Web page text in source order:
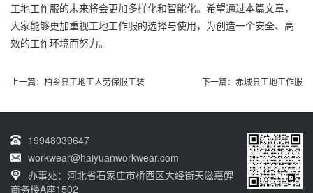
工地工作服的未来将会更加多样化和智能化。希望通过本篇文章，
大家能够更加重视工地工作服的选择与使用，为创造一个安全、高
效的工作环境而努力。
上一篇： 柏乡县工地工人劳保服工装 下一篇： 赤城县工地工作服
19948039647
workwear@haiyuanworkwear.com
办事处：河北省石家庄市桥西区大经街天滋嘉鲤
商务楼A座1502